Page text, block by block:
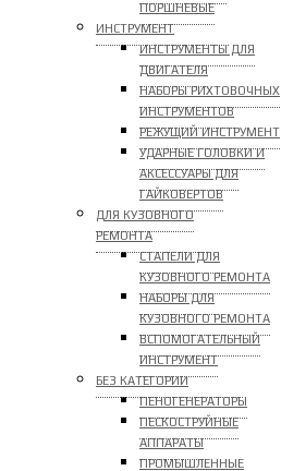
ПОРШНЕВЫЕ
ИНСТРУМЕНТ
ИНСТРУМЕНТЫ ДЛЯ
ДВИГАТЕЛЯ
НАБОРЫ РИХТОВОЧНЫХ
ИНСТРУМЕНТОВ
РЕЖУЩИЙ ИНСТРУМЕНТ
УДАРНЫЕ ГОЛОВКИ И
АКСЕССУАРЫ ДЛЯ
ГАЙКОВЕРТОВ
ДЛЯ КУЗОВНОГО
РЕМОНТА
СТАПЕЛИ ДЛЯ
КУЗОВНОГО РЕМОНТА
НАБОРЫ ДЛЯ
КУЗОВНОГО РЕМОНТА
ВСПОМОГАТЕЛЬНЫЙ
ИНСТРУМЕНТ
БЕЗ КАТЕГОРИИ
ПЕНОГЕНЕРАТОРЫ
ПЕСКОСТРУЙНЫЕ
АППАРАТЫ
ПРОМЫШЛЕННЫЕ